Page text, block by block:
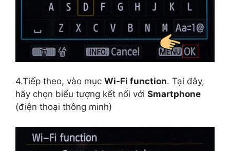
4.Tiếp theo, vào mục Wi-Fi function. Tại đây,
hãy chọn biểu tượng kết nối với Smartphone
(điện thoại thông minh)